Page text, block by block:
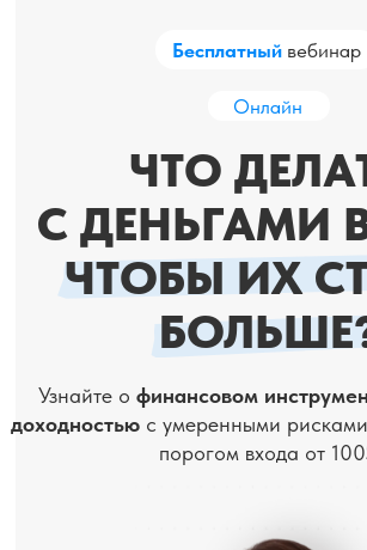
ЧТО ДЕЛАТЬ
С ДЕНЬГАМИ В 2025,
ЧТОБЫ ИХ СТАЛО
БОЛЬШЕ?
Узнайте о
финансовом инструменте с высокой
доходностьюс умеренными рисками и минимальным
порогом входа от 100$